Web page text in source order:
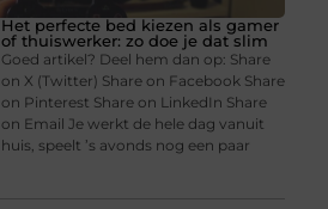
Het perfecte bed kiezen als gamer
of thuiswerker: zo doe je dat slim
Goed artikel? Deel hem dan op: Share
on X (Twitter) Share on Facebook Share
on Pinterest Share on LinkedIn Share
on Email Je werkt de hele dag vanuit
huis, speelt ’s avonds nog een paar